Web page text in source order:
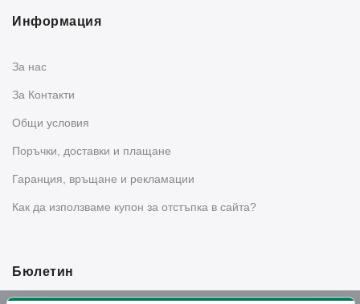
Информация
За нас
За Контакти
Общи условия
Поръчки, доставки и плащане
Гаранция, връщане и рекламации
Как да използваме купон за отстъпка в сайта?
Бюлетин